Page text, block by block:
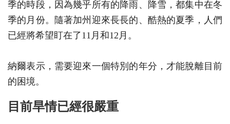
季的時段，因為幾乎所有的降雨、降雪，都集中在冬
季的月份。隨著加州迎來長長的、酷熱的夏季，人們
已經將希望盯在了11月和12月。
納爾表示，需要迎來一個特別的年分，才能脫離目前
的困境。
目前旱情已經很嚴重